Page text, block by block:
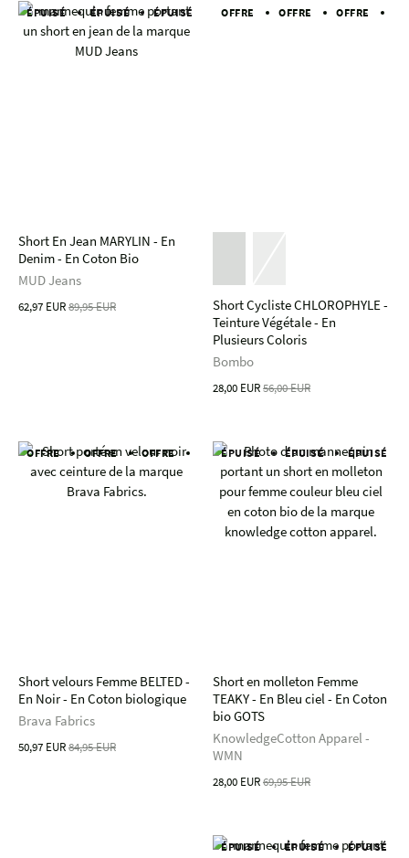
ÉPUISÉ ÉPUISÉ ÉPUISÉ ÉPUISÉ ÉPUISÉ ÉPUISÉ
Short En Jean MARYLIN - En
Denim - En Coton Bio
MUD Jeans
62,97 EUR89,95 EUR
OFFRE OFFRE OFFRE
Short Cycliste CHLOROPHYLE -
Teinture Végétale - En
Plusieurs Coloris
Bombo
28,00 EUR56,00 EUR
OFFRE OFFRE OFFRE OFFRE OFFRE OFFRE OFFRE
Short velours Femme BELTED -
En Noir - En Coton biologique
Brava Fabrics
50,97 EUR84,95 EUR
ÉPUISÉ ÉPUISÉ ÉPUISÉ
Short en molleton Femme
TEAKY - En Bleu ciel - En Coton
bio GOTS
KnowledgeCotton Apparel -
WMN
28,00 EUR69,95 EUR
ÉPUISÉ ÉPUISÉ ÉPUISÉ